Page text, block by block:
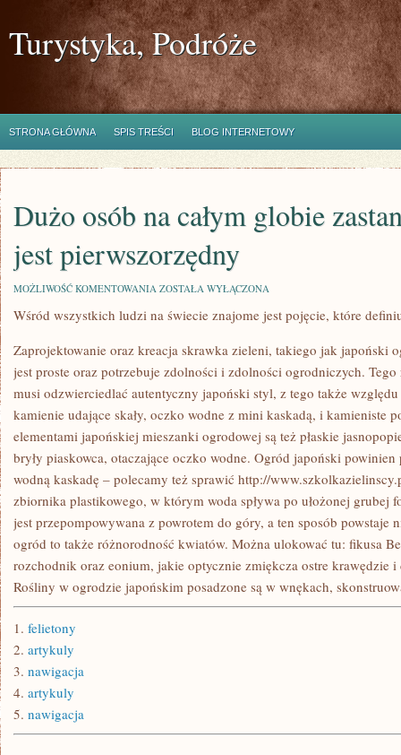
Turystyka, Podróże
STRONA GŁÓWNA SPIS TREŚCI BLOG INTERNETOWY
Dużo osób na całym globie
jest pierwszorzędny
MOŻLIWOŚĆ KOMENTOWANIA DUŻO
NA
ZASTANAWIA
SIĘ
JEST
PIERWSZORZĘDNY
ZOSTAŁA WYŁĄCZONA
Wśród wszystkich ludzi na świecie znajome jest pojęcie, które
Zaprojektowanie oraz kreacja skrawka zieleni, takiego jak japoński
jest proste oraz potrzebuje zdolności i zdolności ogrodniczych.
musi odzwierciedlać autentyczny japoński styl, z tego także
kamienie udające skały, oczko wodne z mini kaskadą, i kamieniste
elementami japońskiej mieszanki ogrodowej są też płaskie
bryły piaskowca, otaczające oczko wodne. Ogród japoński powinien
wodną kaskadę – polecamy też sprawić http://
zbiornika plastikowego, w którym woda spływa po ułożonej grubej
jest przepompowywana z powrotem do góry, a ten sposób powstaje
ogród to także różnorodność kwiatów. Można ulokować tu: fikusa
rozchodnik oraz eonium, jakie optycznie zmiękcza ostre krawędzie
Rośliny w ogrodzie japońskim posadzone są w wnękach,
1. felietony
2. artykuly
3. nawigacja
4. artykuly
5. nawigacja